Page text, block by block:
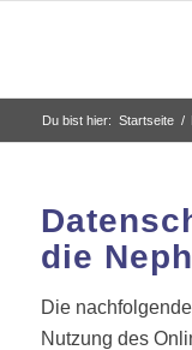
Du bist hier: Startseite /
die
Die
Nutzung des